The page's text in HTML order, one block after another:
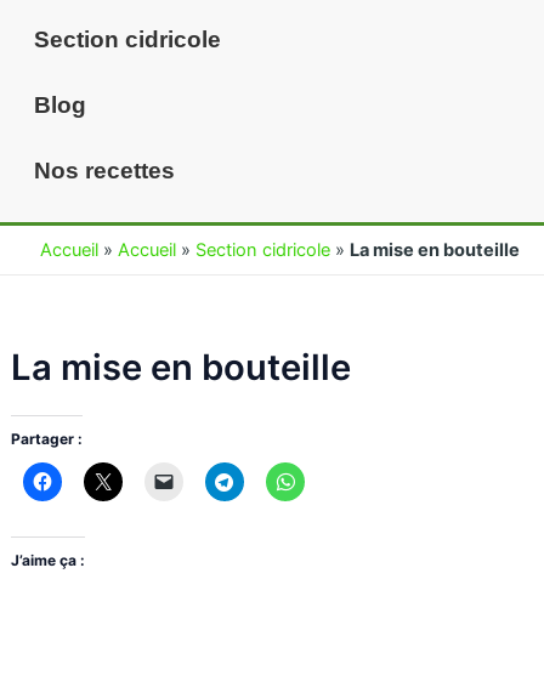
Section cidricole
Blog
Nos recettes
Accueil » Accueil » Section cidricole » La mise en bouteille
La mise en bouteille
Partager :
J’aime ça :